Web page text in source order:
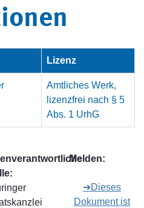
Lizenz
Amtliches Werk,
lizenzfrei nach § 5
Abs. 1 UrhG
Melden:
➔Dieses
Dokument ist